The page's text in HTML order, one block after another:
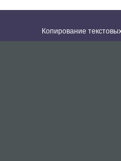
Копирование